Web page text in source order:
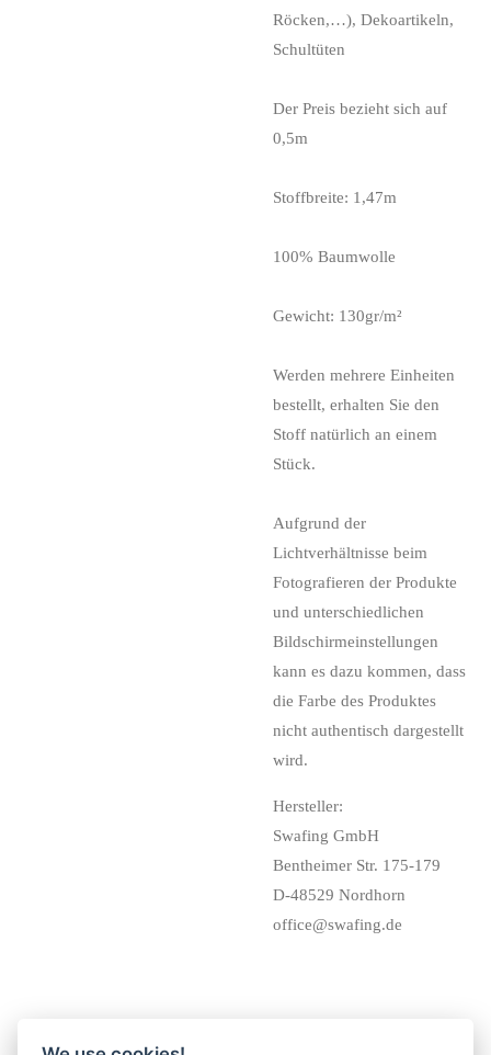
Röcken,…), Dekoartikeln,
Schultüten
Der Preis bezieht sich auf
0,5m
Stoffbreite: 1,47m
100% Baumwolle
Gewicht: 130gr/m²
Werden mehrere Einheiten
bestellt, erhalten Sie den
Stoff natürlich an einem
Stück.
Aufgrund der
Lichtverhältnisse beim
Fotografieren der Produkte
und unterschiedlichen
Bildschirmeinstellungen
kann es dazu kommen, dass
die Farbe des Produktes
nicht authentisch dargestellt
wird.
Hersteller:
Swafing GmbH
Bentheimer Str. 175-179
D-48529 Nordhorn
office@swafing.de